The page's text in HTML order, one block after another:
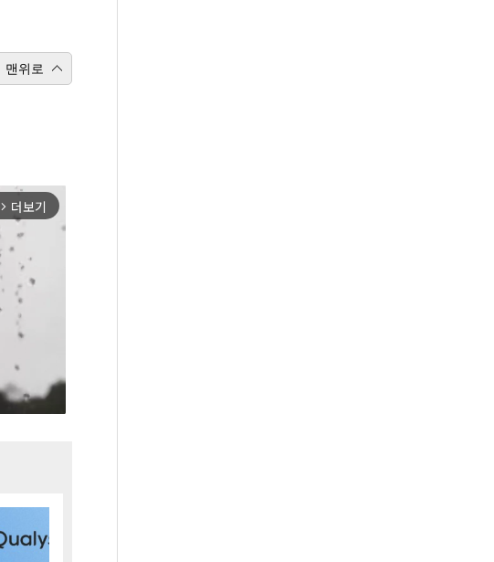
맨위로
arrow_forward_ios 더보기